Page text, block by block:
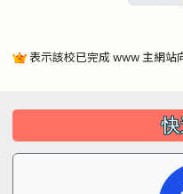
表示該校已完成 www 主網站
左邊區域內容